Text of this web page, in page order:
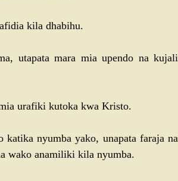
kila dhabihu.
utapata mara mia upendo na kujali
urafiki kutoka kwa Kristo.
nyumba yako, unapata faraja na
wako anamiliki kila nyumba.